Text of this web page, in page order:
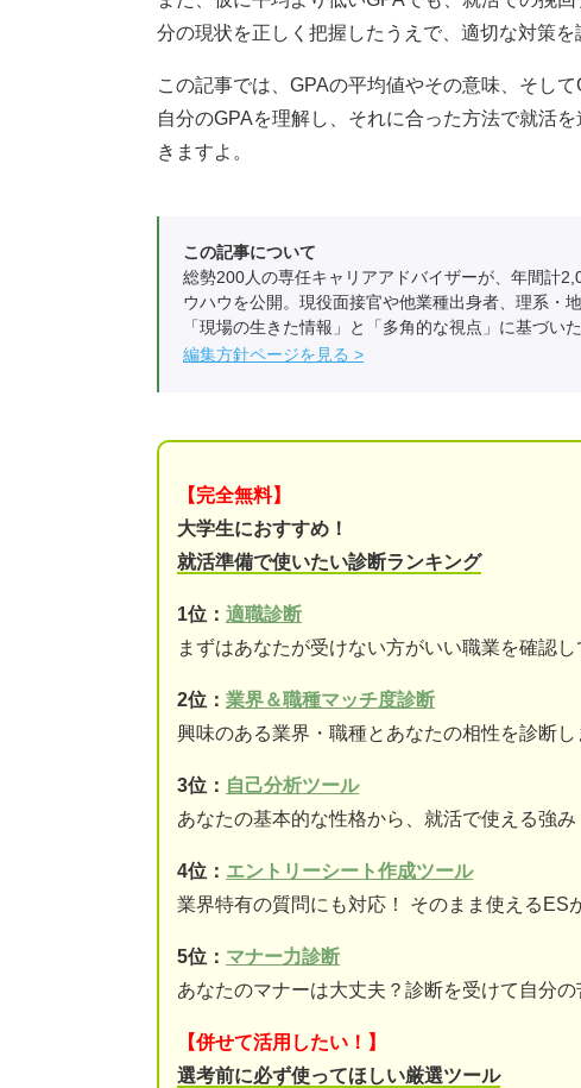
分の現状を正しく把握したうえで、適切な対策を
この記事では、GPAの平均値やその意味、そし
自分のGPAを理解し、それに合った方法で就活
きますよ。
この記事について
総勢200人の専任キャリアアドバイザーが、年間計
ウハウを公開。現役面接官や他業種出身者、理系・
「現場の生きた情報」と「多角的な視点」に基づい
編集方針ページを見る
【完全無料】
大学生におすすめ！
就活準備で使いたい診断ランキング
1位： 適職診断
まずはあなたが受けない方がいい職業を確認
2位： 業界＆職種マッチ度診断
興味のある業界・職種とあなたの相性を診断し
3位： 自己分析ツール
あなたの基本的な性格から、就活で使える強
4位： エントリーシート作成ツール
業界特有の質問にも対応！ そのまま使えるES
5位： マナー力診断
あなたのマナーは大丈夫？診断を受けて自分の
【併せて活用したい！】
選考前に必ず使ってほしい厳選ツール